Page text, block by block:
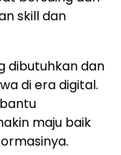
skill dan
dibutuhkan dan
di era digital.
maju baik